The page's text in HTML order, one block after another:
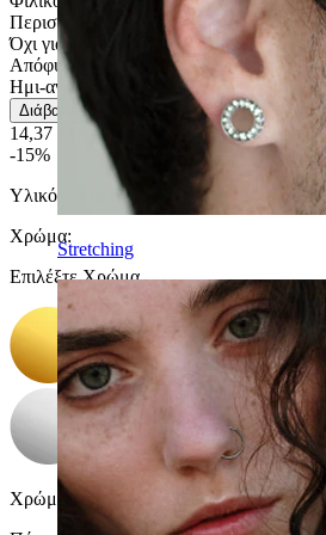
Stretching
Περιστασιακή χρήση
Όχι για ευαίσθητο δέρμα
Απόφυγε το νερό
Ημι-ανθεκτικό
Διάβασε περισσότερα
14,37 €
16,90 €
-15%
Υλικό:
Χειρουργικό ατσάλι / Ορείχαλκος
Χρώμα:
Επιλέξτε Χρώμα
Χρώμα πολύτιμου λίθου:Διάφανο